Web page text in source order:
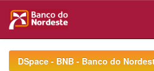
navigationDSpace - BNB - Banco do